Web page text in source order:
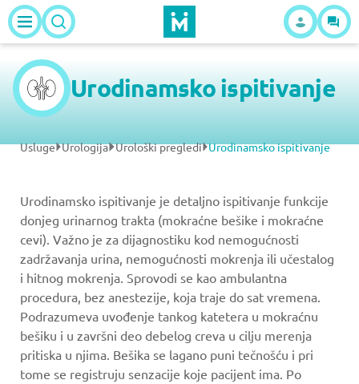
Urodinamsko ispitivanje
Usluge Urologija Urološki pregledi Urodinamsko ispitivanje
Urodinamsko ispitivanje je detaljno ispitivanje funkcije
donjeg urinarnog trakta (mokraćne bešike i mokraćne
cevi). Važno je za dijagnostiku kod nemogućnosti
zadržavanja urina, nemogućnosti mokrenja ili učestalog
i hitnog mokrenja. Sprovodi se kao ambulantna
procedura, bez anestezije, koja traje do sat vremena.
Podrazumeva uvođenje tankog katetera u mokraćnu
bešiku i u završni deo debelog creva u cilju merenja
pritiska u njima. Bešika se lagano puni tečnošću i pri
tome se registruju senzacije koje pacijent ima. Po